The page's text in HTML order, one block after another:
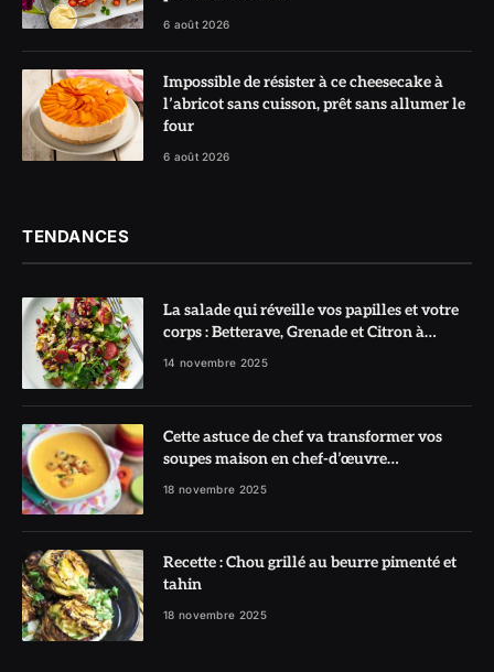
6 août 2026
Impossible de résister à ce cheesecake à
l’abricot sans cuisson, prêt sans allumer le
four
6 août 2026
TENDANCES
La salade qui réveille vos papilles et votre
corps : Betterave, Grenade et Citron à
l’honneur
14 novembre 2025
Cette astuce de chef va transformer vos
soupes maison en chef-d’œuvre
réconfortant
18 novembre 2025
Recette : Chou grillé au beurre pimenté et
tahin
18 novembre 2025